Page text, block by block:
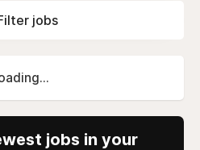
jobs
jobs in your